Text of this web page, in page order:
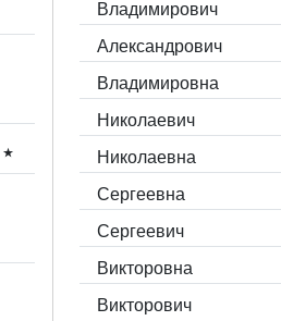
Владимирович
Александрович
Владимировна
Николаевич
Николаевна
Сергеевна
Сергеевич
Викторовна
Викторович